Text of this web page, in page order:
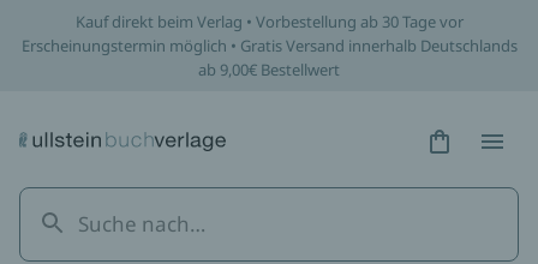
Kauf direkt beim Verlag • Vorbestellung ab 30 Tage vor
Erscheinungstermin möglich • Gratis Versand innerhalb Deutschlands
ab 9,00€ Bestellwert
Hidden